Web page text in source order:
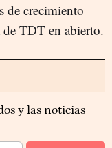
de crecimiento
TDT en abierto.
y las noticias